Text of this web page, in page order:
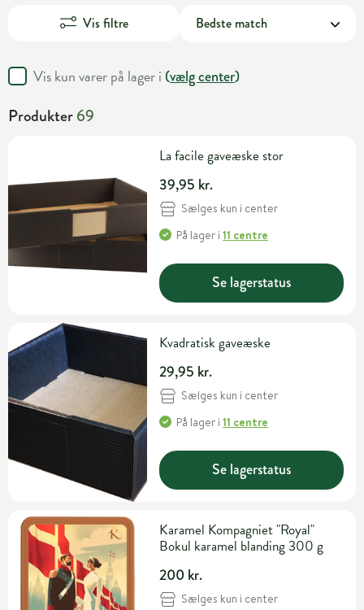
Vis filtre
Vis kun varer på lager i (vælg center)
Produkter69
La facile gaveæske stor
39,95 kr.
Sælges kun i center
På lager i11 centre
Se lagerstatus
Kvadratisk gaveæske
29,95 kr.
Sælges kun i center
På lager i11 centre
Se lagerstatus
Karamel Kompagniet "Royal"
Bokul karamel blanding 300 g
200 kr.
Sælges kun i center